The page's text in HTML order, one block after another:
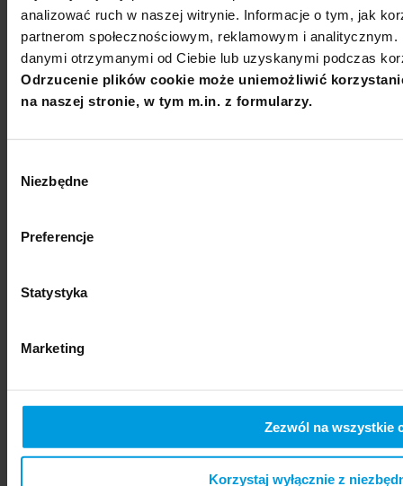
analizować ruch w naszej witrynie. Informacje o tym, jak
partnerom społecznościowym, reklamowym i
danymi otrzymanymi od Ciebie lub uzyskanymi podczas
Odrzucenie plików cookie może uniemożliwić
na naszej stronie, w tym m.in. z formularzy.
zgody
Niezbędne
Preferencje
Statystyka
Marketing
Zezwól na wszystkie
Korzystaj wyłącznie z
© 2021 - 2026 Uniwersytet SWPS
Polityka prywatności
Deklaracja dostępności